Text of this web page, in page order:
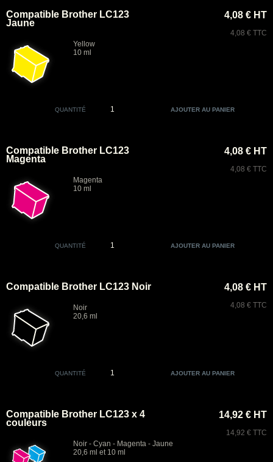
Compatible Brother LC123
Jaune
Yellow
10 ml
4,08 € HT
4,08 € TTC
QUANTITÉ
Compatible Brother LC123
Magenta
Magenta
10 ml
4,08 € HT
4,08 € TTC
QUANTITÉ
Compatible Brother LC123 Noir
Noir
20,6 ml
4,08 € HT
4,08 € TTC
QUANTITÉ
Compatible Brother LC123 x 4
couleurs
Noir - Cyan - Magenta - Jaune
20,6 ml et 10 ml
14,92 € HT
14,92 € TTC